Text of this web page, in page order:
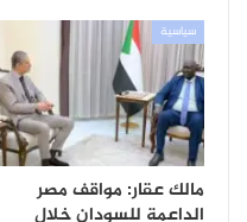
سياسية
مالك عقار: مواقف مصر
الداعمة للسودان خلال